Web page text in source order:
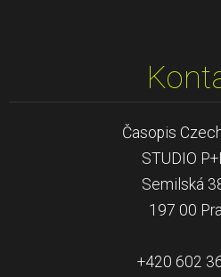
Časopis
STUDIO
Semilská
197 00
+420 602